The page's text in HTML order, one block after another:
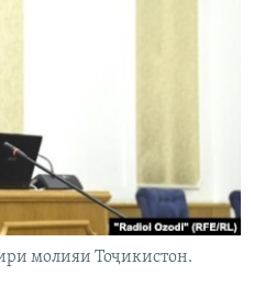
молияи Тоҷикистон.